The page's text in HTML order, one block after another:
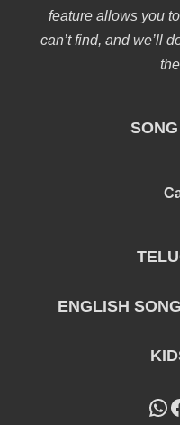
feature allows you
can’t find, and we’ll
ENGLISH